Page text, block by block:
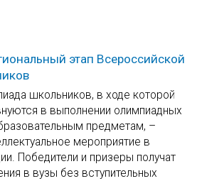
этап Всероссийской
школьников, в ходе которой
в выполнении олимпиадных
предметам, –
мероприятие в
Победители и призеры получат
в вузы без вступительных